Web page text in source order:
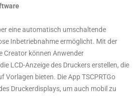
eine automatisch umschaltende
Inbetriebnahme ermöglicht. Mit der
Creator können Anwender
LCD-Anzeige des Druckers erstellen, die
Vorlagen bieten. Die App TSCPRTGo
Druckerdisplays, um auch mobil zu